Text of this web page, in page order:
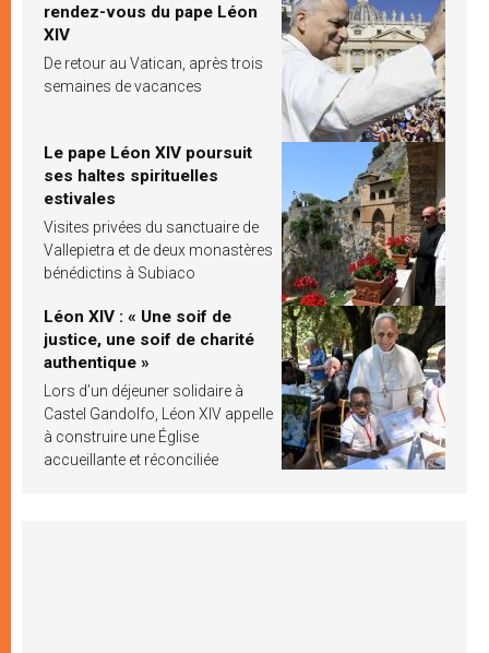
rendez-vous du pape Léon
XIV
De retour au Vatican, après trois
semaines de vacances
Le pape Léon XIV poursuit
ses haltes spirituelles
estivales
Visites privées du sanctuaire de
Vallepietra et de deux monastères
bénédictins à Subiaco
Léon XIV : « Une soif de
justice, une soif de charité
authentique »
Lors d’un déjeuner solidaire à
Castel Gandolfo, Léon XIV appelle
à construire une Église
accueillante et réconciliée